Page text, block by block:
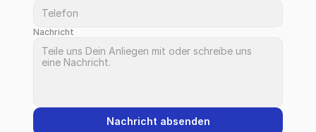
Nachricht
Nachricht absenden